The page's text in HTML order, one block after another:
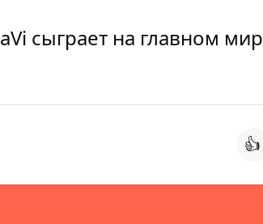
сыграет на главном
👍